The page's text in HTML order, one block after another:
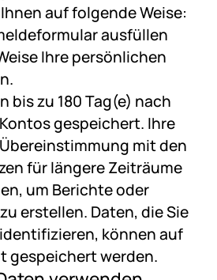
auf folgende Weise:
ausfüllen
Ihre persönlichen
bis zu 180 Tag(e) nach
gespeichert. Ihre
mit den
für längere Zeiträume
um Berichte oder
erstellen. Daten, die Sie
können auf
gespeichert werden.